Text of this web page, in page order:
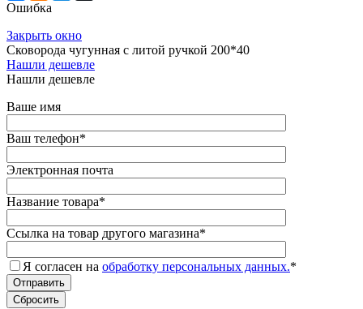
Ошибка
Закрыть окно
Сковорода чугунная с литой ручкой 200*40
Нашли дешевле
Нашли дешевле
Ваше имя
Ваш телефон*
Электронная почта
Название товара*
Ссылка на товар другого магазина*
Я согласен на обработку персональных данных.*